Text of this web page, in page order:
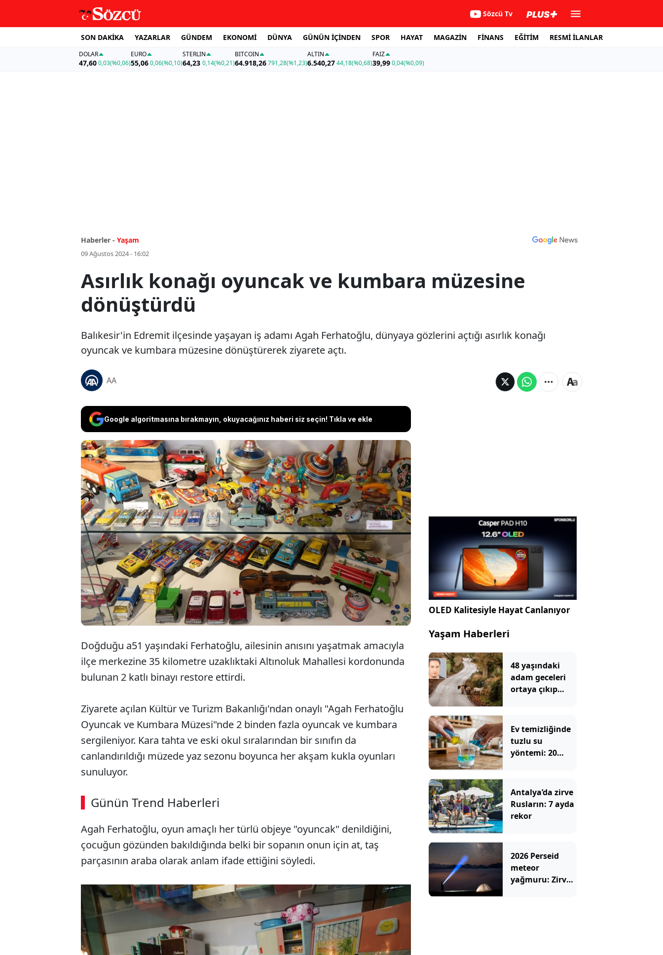
Sözcü Tv
SON DAKİKA YAZARLAR GÜNDEM EKONOMİ DÜNYA GÜNÜN İÇİNDEN SPOR HAYAT MAGAZİN FİNANS EĞİTİM RESMİ İLANLAR
DOLAR
47,600,03(%0,06)
EURO
55,06 0,06(%0,10)
STERLIN
64,23 0,14(%0,21)
BITCOIN
64.918,26791,28(%1,23)
ALTIN
6.540,2744,18(%0,68)
FAİZ
39,990,04(%0,09)
Haberler - Yaşam
09 Ağustos 2024 - 16:02
Asırlık konağı oyuncak ve kumbara müzesine
dönüştürdü
Balıkesir'in Edremit ilçesinde yaşayan iş adamı Agah Ferhatoğlu, dünyaya gözlerini açtığı asırlık konağı
oyuncak ve kumbara müzesine dönüştürerek ziyarete açtı.
AA
Google algoritmasına bırakmayın, okuyacağınız haberi siz seçin! Tıkla ve ekle
Balıkesir'in Edremit ilçesinde yaşayan iş adamı Agah
Ferhatoğlu, dünyaya gözlerini açtığı asırlık konağı
oyuncak ve kumbara müzesine dönüştürerek ziyarete
açtı.
Doğduğu a51 yaşındaki Ferhatoğlu, ailesinin anısını yaşatmak amacıyla
ilçe merkezine 35 kilometre uzaklıktaki Altınoluk Mahallesi kordonunda
bulunan 2 katlı binayı restore ettirdi.
Ziyarete açılan Kültür ve Turizm Bakanlığı'ndan onaylı "Agah Ferhatoğlu
Oyuncak ve Kumbara Müzesi"nde 2 binden fazla oyuncak ve kumbara
sergileniyor. Kara tahta ve eski okul sıralarından bir sınıfın da
canlandırıldığı müzede yaz sezonu boyunca her akşam kukla oyunları
sunuluyor.
Günün Trend Haberleri
SÖZCÜ SON DAKİKA
Agah Ferhatoğlu, oyun amaçlı her türlü objeye "oyuncak" denildiğini,
çocuğun gözünden bakıldığında belki bir sopanın onun için at, taş
parçasının araba olarak anlam ifade ettiğini söyledi.
OLED Kalitesiyle Hayat Canlanıyor
Yaşam Haberleri
48 yaşındaki
adam geceleri
ortaya çıkıp
Nedeni tüm
mahalleyi
şaşırttı
Ev temizliğinde
tuzlu su
yöntemi: 20
deniyor
Antalya’da zirve
Rusların: 7 ayda
rekor
2026 Perseid
meteor
yağmuru: Zirve